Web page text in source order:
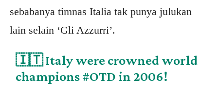
sebabanya timnas Italia tak punya julukan
lain selain ‘Gli Azzurri’.
🇮🇹 Italy were crowned world
champions#OTD in 2006!